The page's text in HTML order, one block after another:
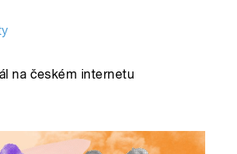
na českém internetu